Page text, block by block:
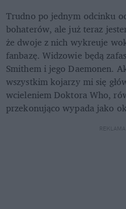
Trudno po jednym odcinku
bohaterów, ale już teraz
że dwoje z nich wykreuje
fanbazę. Widzowie będą
Smithem i jego Daemonen.
wszystkim kojarzy mi się
wcieleniem Doktora Who,
przekonująco wypada jako
REKLAMA